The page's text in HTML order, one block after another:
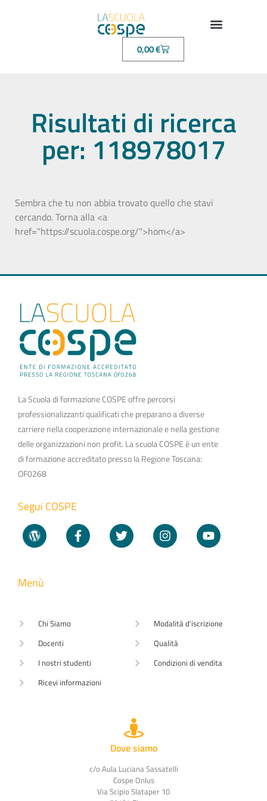
0,00€
Risultati di ricerca
per: 118978017
Sembra che tu non abbia trovato quello che stavi
cercando. Torna alla <a
href="https://scuola.cospe.org/">hom</a>
La Scuola di formazione COSPE offre percorsi
professionalizzanti qualificati che preparano a diverse
carriere nella cooperazione internazionale e nella gestione
delle organizzazioni non profit. La scuola COSPE è un ente
di formazione accreditato presso la Regione Toscana:
OF0268
Segui COSPE
Menù
Chi Siamo
Docenti
I nostri studenti
Ricevi informazioni
Modalità d'iscrizione
Qualità
Condizioni di vendita
Dove siamo
c/o Aula Luciana Sassatelli
Cospe Onlus
Via Scipio Slataper 10